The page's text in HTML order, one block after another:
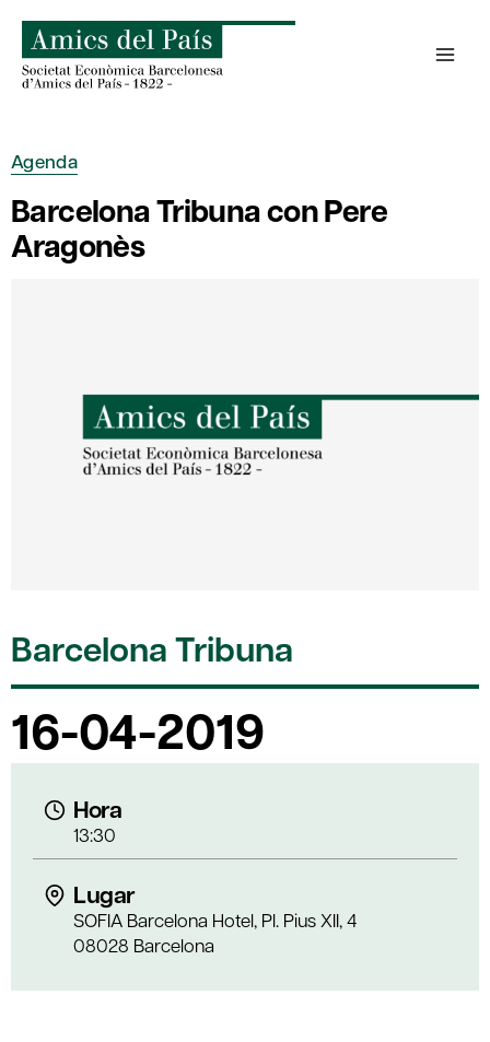
contenido
Agenda
Barcelona Tribuna con Pere
Aragonès
Barcelona Tribuna
16-04-2019
Hora
13:30
Lugar
SOFIA Barcelona Hotel, Pl. Pius XII, 4
08028 Barcelona